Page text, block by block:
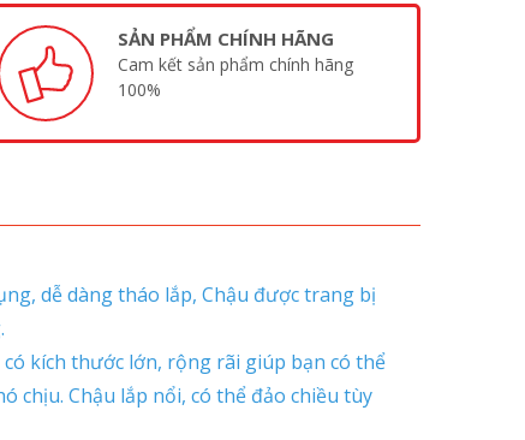
SẢN PHẨM CHÍNH HÃNG
Cam kết sản phẩm chính hãng
100%
dễ dàng tháo lắp, Chậu được trang bị
kích thước lớn, rộng rãi giúp bạn có thể
chịu. Chậu lắp nổi, có thể đảo chiều tùy